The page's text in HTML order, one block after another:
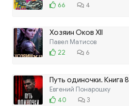
66
4
Хозяин Оков XII
Павел Матисов
22
6
Путь одиночки. Книга 8
Евгений Понарошку
40
3